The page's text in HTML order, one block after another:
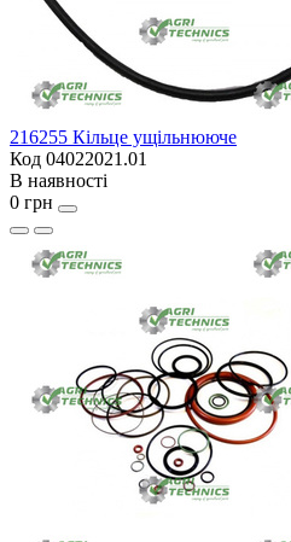
216255 Кільце ущільнююче
Код 04022021.01
В наявності
0 грн